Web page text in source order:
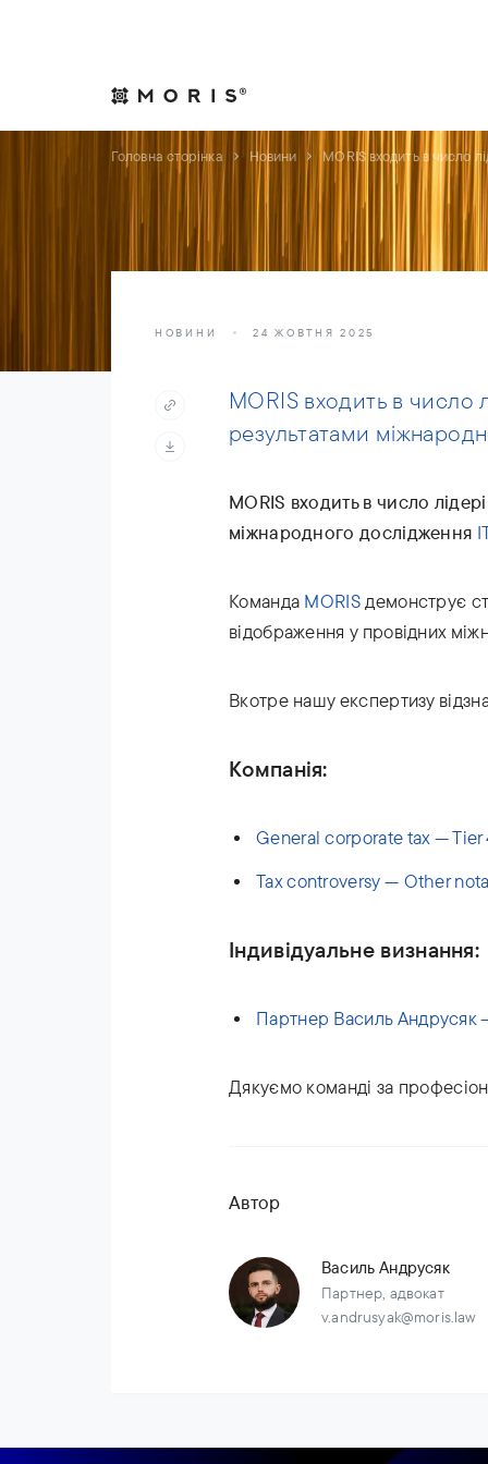
Головна сторінка Новини MORIS входить в число
НОВИНИ 24 ЖОВТНЯ 2025
MORIS входить в число
результатами
MORIS входить в число
міжнародного дослідження
Команда MORISдемонструє
відображення у провідних
Вкотре нашу експертизу
Компанія:
General corporate tax — Tier
Tax controversy — Other
Індивідуальне визнання:
Партнер Василь Андрусяк
Дякуємо команді за
Автор
Василь Андрусяк
Партнер, адвокат
v.andrusyak@moris.law